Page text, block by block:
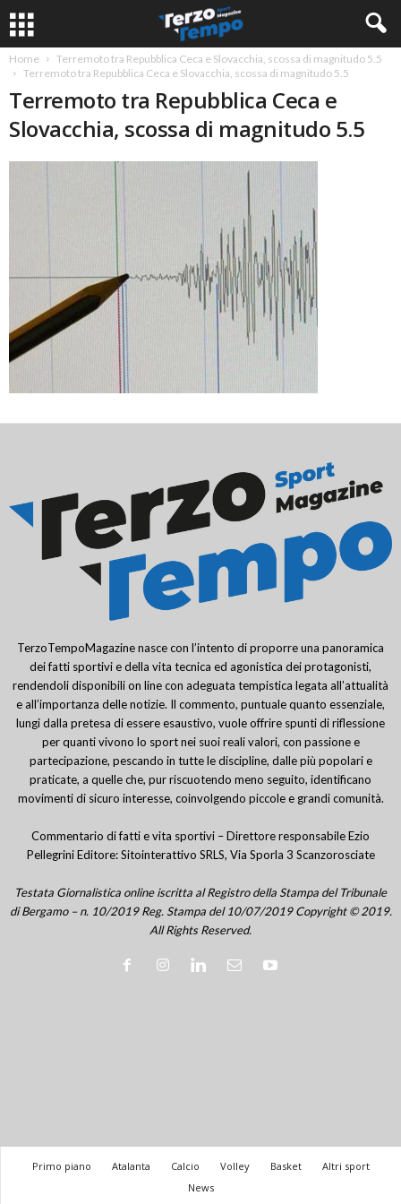
Home
Terremoto tra Repubblica Ceca e Slovacchia, scossa di magnitudo 5.5
Terremoto tra Repubblica Ceca e Slovacchia, scossa di magnitudo 5.5
Terremoto tra Repubblica Ceca e
Slovacchia, scossa di magnitudo 5.5
TerzoTempoMagazine nasce con l’intento di proporre una panoramica
dei fatti sportivi e della vita tecnica ed agonistica dei protagonisti,
rendendoli disponibili on line con adeguata tempistica legata all’attualità
e all’importanza delle notizie. Il commento, puntuale quanto essenziale,
lungi dalla pretesa di essere esaustivo, vuole offrire spunti di riflessione
per quanti vivono lo sport nei suoi reali valori, con passione e
partecipazione, pescando in tutte le discipline, dalle più popolari e
praticate, a quelle che, pur riscuotendo meno seguito, identificano
movimenti di sicuro interesse, coinvolgendo piccole e grandi comunità.
Commentario di fatti e vita sportivi – Direttore responsabile Ezio
Pellegrini Editore: Sitointerattivo SRLS, Via Sporla 3 Scanzorosciate
Testata Giornalistica online iscritta al Registro della Stampa del Tribunale
di Bergamo – n. 10/2019 Reg. Stampa del 10/07/2019 Copyright © 2019.
All Rights Reserved.
Primo piano Atalanta Calcio Volley Basket
Altri sport
News